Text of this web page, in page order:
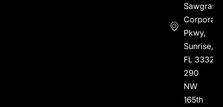
Sawgrass
Corporate
Pkwy,
Sunrise,
FL 33323
290
NW
165th